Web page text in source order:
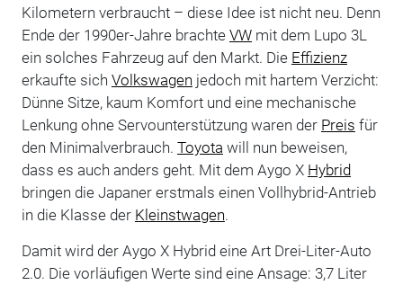
Kilometern verbraucht – diese Idee ist nicht neu. Denn
Ende der 1990er-Jahre brachte VWmit dem Lupo 3L
ein solches Fahrzeug auf den Markt. Die Effizienz
erkaufte sich Volkswagen jedoch mit hartem Verzicht:
Dünne Sitze, kaum Komfort und eine mechanische
Lenkung ohne Servounterstützung waren der Preis für
den Minimalverbrauch. Toyota will nun beweisen,
dass es auch anders geht. Mit dem Aygo X Hybrid
bringen die Japaner erstmals einen Vollhybrid-Antrieb
in die Klasse der Kleinstwagen.
Damit wird der Aygo X Hybrid eine Art Drei-Liter-Auto
2.0. Die vorläufigen Werte sind eine Ansage: 3,7 Liter